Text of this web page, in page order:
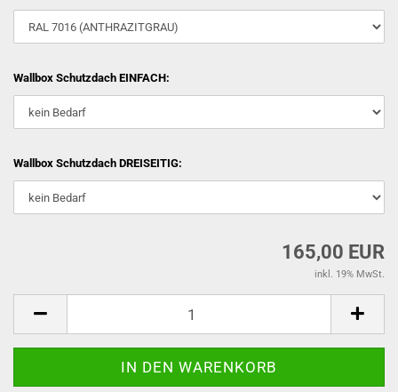
Wallbox Schutzdach EINFACH:
Wallbox Schutzdach DREISEITIG:
165,00 EUR
inkl. 19% MwSt.